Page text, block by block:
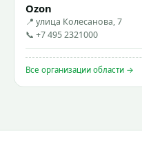
Ozon
📍 улица Колесанова, 7
📞 +7 495 2321000
Все организации области →